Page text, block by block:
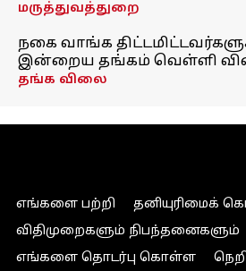
மருத்துவத்துறை
நகை வாங்க
இன்றைய தங்கம் வெள்ளி
தங்க விலை
எங்களை பற்றி
தனியுரிமைக்
விதிமுறைகளும் நிபந்தனைகளும்
எங்களை தொடர்பு கொள்ள